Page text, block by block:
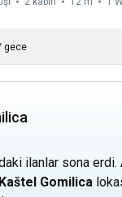
gece
ilanlar sona erdi.
Kaštel Gomilica